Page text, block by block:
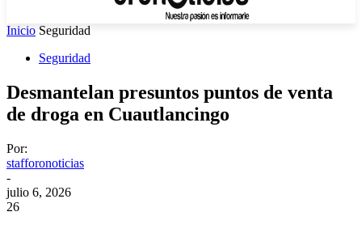
Inicio Seguridad
Seguridad
Desmantelan presuntos puntos de venta
de droga en Cuautlancingo
Por:
stafforonoticias
-
julio 6, 2026
26